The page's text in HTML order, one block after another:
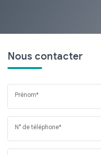
Nous contacter
Prénom*
N° de téléphone*